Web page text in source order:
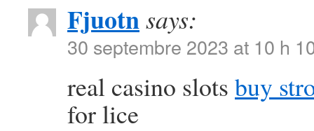
Fjuotnsays:
30 septembre 2023 at 10 h
real casino slots buy
for lice